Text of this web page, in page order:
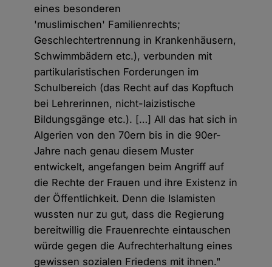
eines besonderen
'muslimischen' Familienrechts;
Geschlechtertrennung in Krankenhäusern,
Schwimmbädern etc.), verbunden mit
partikularistischen Forderungen im
Schulbereich (das Recht auf das Kopftuch
bei Lehrerinnen, nicht-laizistische
Bildungsgänge etc.). […] All das hat sich in
Algerien von den 70ern bis in die 90er-
Jahre nach genau diesem Muster
entwickelt, angefangen beim Angriff auf
die Rechte der Frauen und ihre Existenz in
der Öffentlichkeit. Denn die Islamisten
wussten nur zu gut, dass die Regierung
bereitwillig die Frauenrechte eintauschen
würde gegen die Aufrechterhaltung eines
gewissen sozialen Friedens mit ihnen."